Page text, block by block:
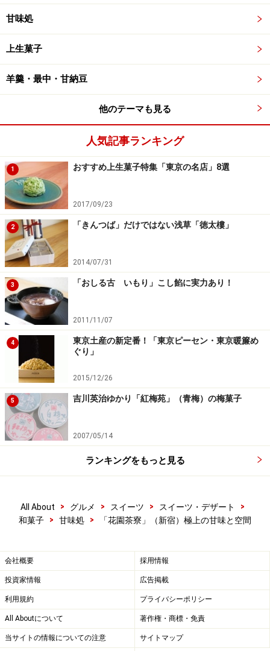
※記事内容は執筆時点のものです。最新の内容をご確認くださ
い。
1/ 2
甘味処
上生菓子
羊羹・最中・甘納豆
他のテーマも見る
人気記事ランキング
1 おすすめ上生菓子特集「東京の名店」8選
2017/09/23
2 「きんつば」だけではない浅草「徳太樓」
2014/07/31
3 「おしる古 いもり」こし餡に実力あり！
2011/11/07
4
東京土産の新定番！「東京ピーセン・東京暖簾め
ぐり」
2015/12/26
5 吉川英治ゆかり「紅梅苑」（青梅）の梅菓子
2007/05/14
ランキングをもっと見る
All About > グルメ > スイーツ > スイーツ・デザート
>
和菓子
> 甘味処 > 「花園茶寮」（新宿）極上の甘味と空間
会社概要 採用情報
投資家情報 広告掲載
利用規約 プライバシーポリシー
All Aboutについて 著作権・商標・免責
当サイトの情報についての注意 サイトマップ